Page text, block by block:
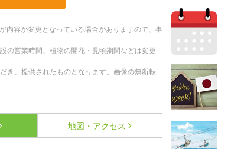
容が変更となっている場合がありますので、事
の営業時間、植物の開花・見頃期間などは変更
き、提供されたものとなります。画像の無断転
地図・アクセス